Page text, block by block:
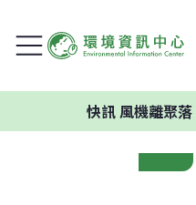
風機離聚落、學